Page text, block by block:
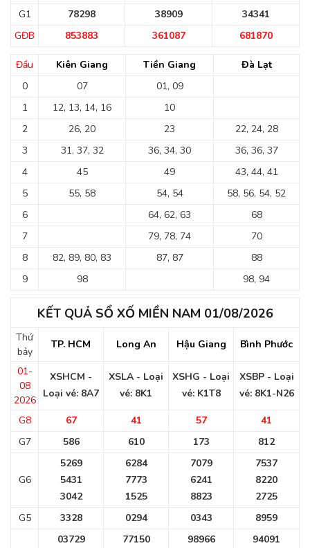
G1 78298 38909
34341
GĐB
853883 361087 681870
Đầu Kiên Giang Tiền Giang
Đà Lạt
0
07
01, 09
1
12, 13, 14, 16
10
2
26, 20 23
22, 24, 28
3
31, 37, 32 36, 34, 30
36, 36, 37
4
45 49
43, 44, 41
5
55, 58 54, 54
58, 56, 54, 52
6
64, 62, 63
68
7
79, 78, 74
70
8
82, 89, 80, 83 87, 87
88
9
98 98, 94
KẾT QUẢ SỔ XỐ MIỀN NAM 01/08/2026
Thứ
bảy
TP. HCM Long An Hậu Giang Bình Phước
01-
08
2026
XSHCM -
Loại vé: 8A7
XSLA - Loại
vé: 8K1
XSHG - Loại
vé: K1T8
XSBP - Loại
vé: 8K1-N26
G8 67 41 57
41
G7
586 610 173 812
G6
5269
5431
3042
6284
7773
1525
7079
6241
8823
7537
8220
2725
G5
3328 0294 0343 8959
03729
77150
98966
94091